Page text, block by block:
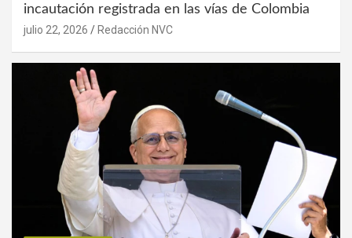
incautación registrada en las vías de Colombia
julio 22, 2026 Redacción NVC